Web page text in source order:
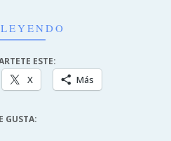
ESTE:
X Más
GUSTA: